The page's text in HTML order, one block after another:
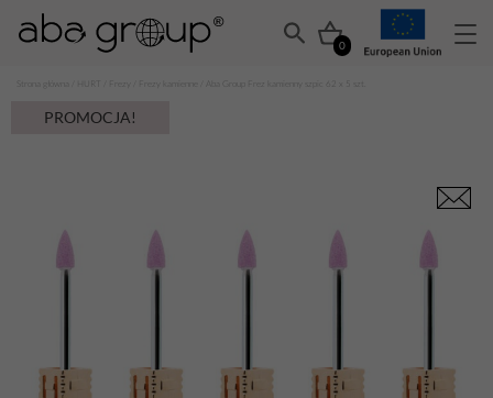
0
PROMOCJA!